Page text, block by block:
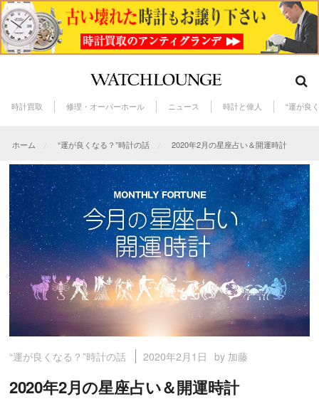
時計買取 修理・オーバーホール ニュース 時計と偉人 “運が良
ホーム “運が良くなる？”時計の話 2020年2月の星座占い＆開運時計
“運が良くなる？”時計の話 2020年2月1日 by 加藤
2020年2月の星座占い＆開運時計